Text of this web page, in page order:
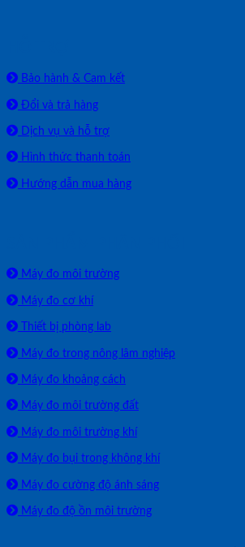
Bảo hành & Cam kết
Đổi và trả hàng
Dịch vụ và hỗ trợ
Hình thức thanh toán
Hướng dẫn mua hàng
Máy đo môi trường
Máy đo cơ khí
Thiết bị phòng lab
Máy đo trong nông lâm nghiệp
Máy đo khoảng cách
Máy đo môi trường đất
Máy đo môi trường khí
Máy đo bụi trong không khí
Máy đo cường độ ánh sáng
Máy đo độ ồn môi trường